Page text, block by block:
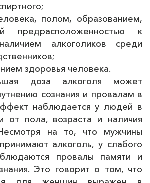
полом, образованием,
предрасположенностью к
алкоголиков среди
здоровья человека.
доза алкоголя может
сознания и провалам в
наблюдается у людей в
от пола, возраста и наличия
на то, что мужчины
алкоголь, у слабого
провалы памяти и
Это говорит о том, что